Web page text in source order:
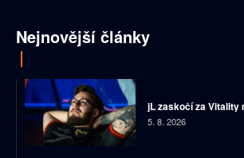
Nejnovější články
jL zaskočí za Vitality
5. 8. 2026